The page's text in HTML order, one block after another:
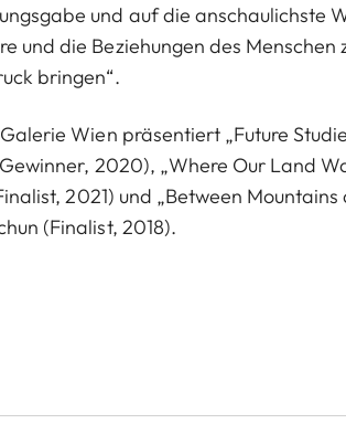
und auf die anschaulichste
und die Beziehungen des Menschen
bringen“.
Wien präsentiert „Future
2020), „Where Our Land
2021) und „Between
(Finalist, 2018).